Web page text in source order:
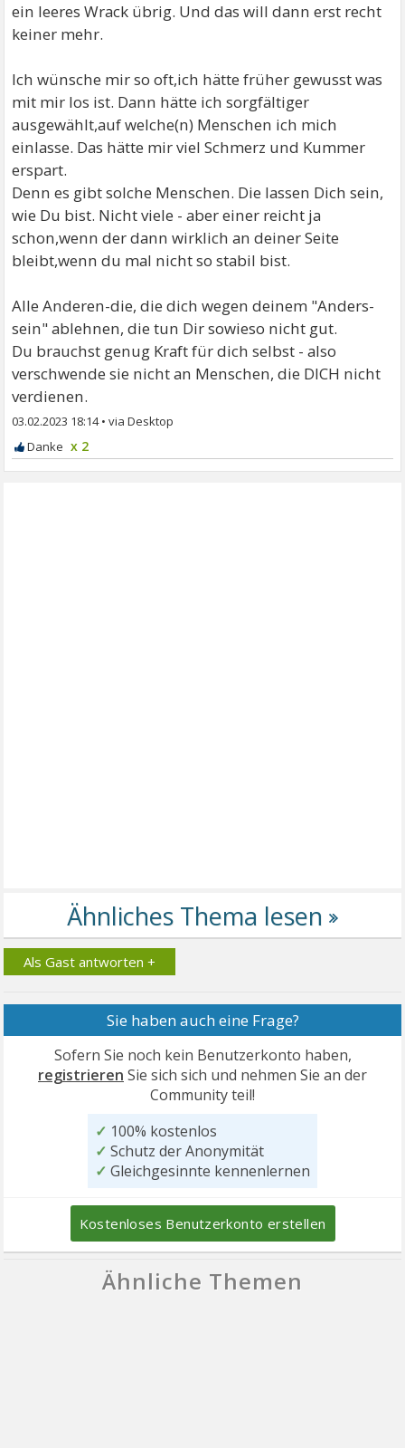
ein leeres Wrack übrig. Und das will dann erst recht
keiner mehr.
Ich wünsche mir so oft,ich hätte früher gewusst was
mit mir los ist. Dann hätte ich sorgfältiger
ausgewählt,auf welche(n) Menschen ich mich
einlasse. Das hätte mir viel Schmerz und Kummer
erspart.
Denn es gibt solche Menschen. Die lassen Dich sein,
wie Du bist. Nicht viele - aber einer reicht ja
schon,wenn der dann wirklich an deiner Seite
bleibt,wenn du mal nicht so stabil bist.
Alle Anderen-die, die dich wegen deinem "Anders-
sein" ablehnen, die tun Dir sowieso nicht gut.
Du brauchst genug Kraft für dich selbst - also
verschwende sie nicht an Menschen, die DICH nicht
verdienen.
03.02.2023 18:14•
x 2
Als Gast antworten +
Sie haben auch eine Frage?
Sofern Sie noch kein Benutzerkonto haben,
registrieren Sie sich sich und nehmen Sie an der
Community teil!
✓ 100% kostenlos
✓ Schutz der Anonymität
✓ Gleichgesinnte kennenlernen
Kostenloses Benutzerkonto erstellen
Ähnliche Themen